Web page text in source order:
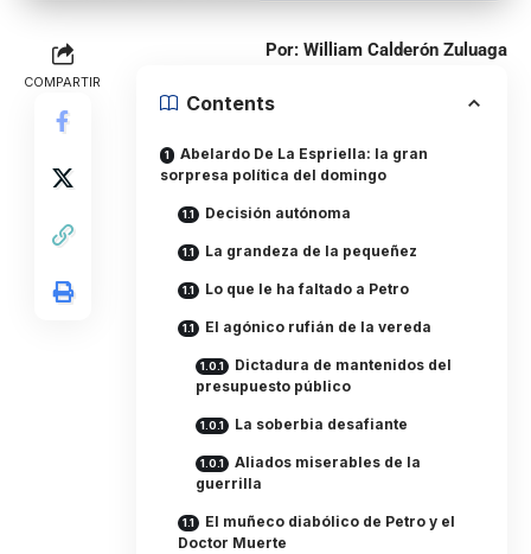
COMPARTIR
Por: William Calderón Zuluaga
Contents
Abelardo De La Espriella: la gran
sorpresa política del domingo
Decisión autónoma
La grandeza de la pequeñez
Lo que le ha faltado a Petro
El agónico rufián de la vereda
Dictadura de mantenidos del
presupuesto público
La soberbia desafiante
Aliados miserables de la
guerrilla
El muñeco diabólico de Petro y el
Doctor Muerte